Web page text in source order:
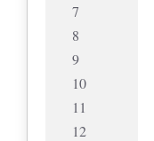
7
8
9
10
11
12